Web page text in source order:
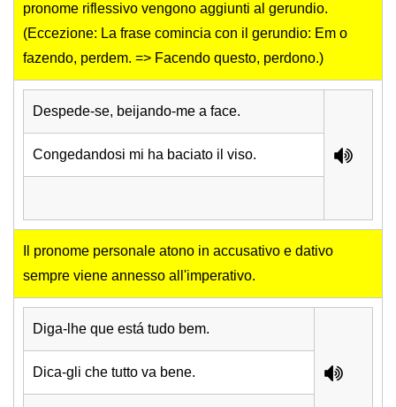
pronome riflessivo vengono aggiunti al gerundio.
(Eccezione: La frase comincia con il gerundio: Em o
fazendo, perdem. => Facendo questo, perdono.)
Despede-se, beijando-me a face.
Congedandosi mi ha baciato il viso.
Il pronome personale atono in accusativo e dativo
sempre viene annesso all'imperativo.
Diga-lhe que está tudo bem.
Dica-gli che tutto va bene.